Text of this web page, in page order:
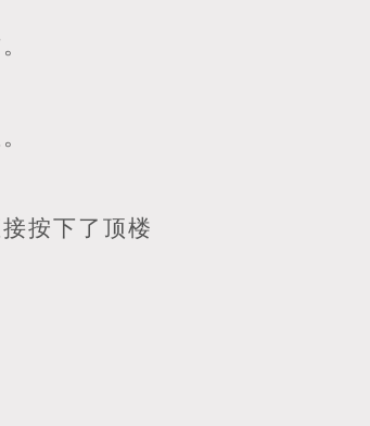
按下了顶楼